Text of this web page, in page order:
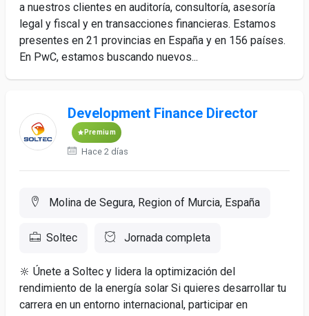
a nuestros clientes en auditoría, consultoría, asesoría
legal y fiscal y en transacciones financieras. Estamos
presentes en 21 provincias en España y en 156 países.
En PwC, estamos buscando nuevos...
Development Finance Director
Premium
Hace 2 días
Molina de Segura, Region of Murcia, España
Soltec Jornada completa
🔆 Únete a Soltec y lidera la optimización del
rendimiento de la energía solar Si quieres desarrollar tu
carrera en un entorno internacional, participar en